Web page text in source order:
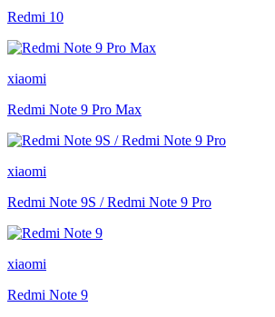
Redmi 10
xiaomi
Redmi Note 9 Pro Max
xiaomi
Redmi Note 9S / Redmi Note 9 Pro
xiaomi
Redmi Note 9